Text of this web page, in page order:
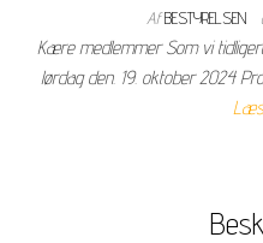
Af BESTYRELSEN
Kære medlemmer Som vi
lørdag den. 19. oktober 2024